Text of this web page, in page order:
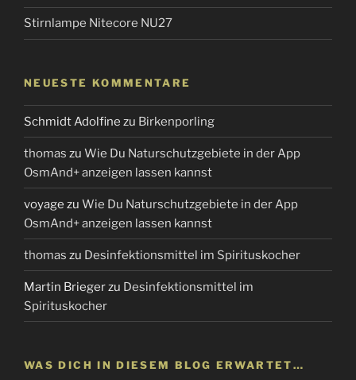
Stirnlampe Nitecore NU27
NEUESTE KOMMENTARE
Schmidt Adolfine zu Birkenporling
thomas zu Wie Du Naturschutzgebiete in der App
OsmAnd+ anzeigen lassen kannst
voyage zu Wie Du Naturschutzgebiete in der App
OsmAnd+ anzeigen lassen kannst
thomas zu Desinfektionsmittel im Spirituskocher
Martin Briegerzu Desinfektionsmittel im
Spirituskocher
WAS DICH IN DIESEM BLOG ERWARTET…